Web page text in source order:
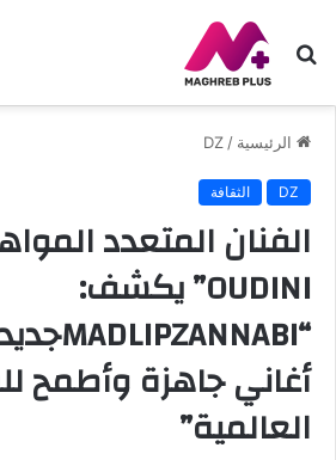
بحث
عن
الرئيسية /
DZ
DZ الثقافة
OUDINI” يكشف:
أغاني جاهزة وأطمح
العالمية”